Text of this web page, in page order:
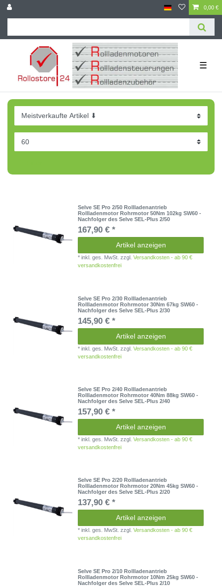
0,00 €
☰
Selve SE Pro 2/50 Rollladenantrieb
Rollladenmotor Rohrmotor 50Nm 102kg SW60 -
Nachfolger des Selve SEL-Plus 2/50
167,90 € *
Artikel anzeigen
*inkl. ges. MwSt. zzgl.Versandkosten - ab 90 €
versandkostenfrei
Selve SE Pro 2/30 Rollladenantrieb
Rollladenmotor Rohrmotor 30Nm 67kg SW60 -
Nachfolger des Selve SEL-Plus 2/30
145,90 € *
Artikel anzeigen
*inkl. ges. MwSt. zzgl.Versandkosten - ab 90 €
versandkostenfrei
Selve SE Pro 2/40 Rollladenantrieb
Rollladenmotor Rohrmotor 40Nm 88kg SW60 -
Nachfolger des Selve SEL-Plus 2/40
157,90 € *
Artikel anzeigen
*inkl. ges. MwSt. zzgl.Versandkosten - ab 90 €
versandkostenfrei
Selve SE Pro 2/20 Rollladenantrieb
Rollladenmotor Rohrmotor 20Nm 45kg SW60 -
Nachfolger des Selve SEL-Plus 2/20
137,90 € *
Artikel anzeigen
*inkl. ges. MwSt. zzgl.Versandkosten - ab 90 €
versandkostenfrei
Selve SE Pro 2/10 Rollladenantrieb
Rollladenmotor Rohrmotor 10Nm 25kg SW60 -
Nachfolger des Selve SEL-Plus 2/10